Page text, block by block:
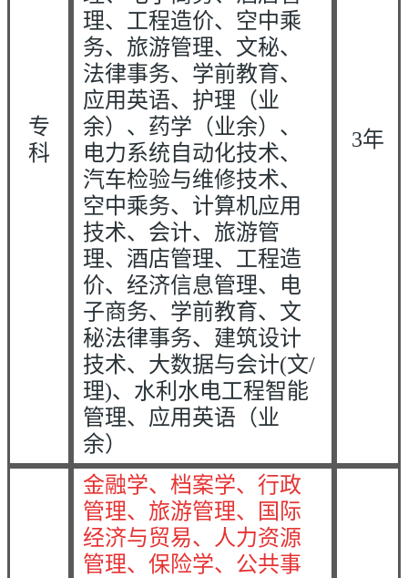
专
科
理、工程造价、空中乘
务、旅游管理、文秘、
法律事务、学前教育、
应用英语、护理（业
余）、药学（业余）、
电力系统自动化技术、
汽车检验与维修技术、
空中乘务、计算机应用
技术、会计、旅游管
理、酒店管理、工程造
价、经济信息管理、电
子商务、学前教育、文
秘法律事务、建筑设计
技术、大数据与会计(文/
理)、水利水电工程智能
管理、应用英语（业
余）
3年
金融学、档案学、行政
管理、旅游管理、国际
经济与贸易、人力资源
管理、保险学、公共事